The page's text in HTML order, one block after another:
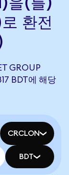
환전
GROUP
BDT에 해당
CRCLON
BDT